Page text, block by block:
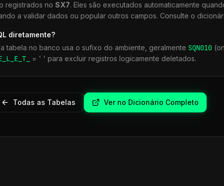
registrados no SX7. Eles são executados automaticamente
a validar dados ou popular outros campos. Consulte o
diretamente?
tabela no banco usa o sufixo do ambiente, geralmente SQN010
= ' ' para excluir registros logicamente deletados.
Todas as Tabelas Ver no Dicionário Completo